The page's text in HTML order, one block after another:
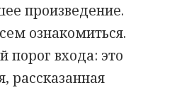
произведение.
ознакомиться.
порог входа: это
рассказанная